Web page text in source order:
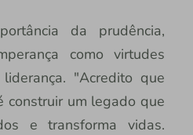
da prudência,
como virtudes
"Acredito que
construir um legado que
e transforma vidas.